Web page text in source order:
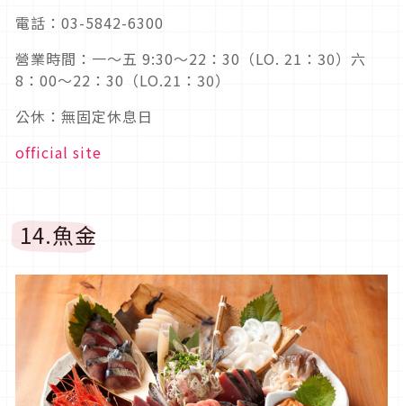
電話：03-5842-6300
營業時間：一～五 9:30～22：30（LO. 21：30）六
8：00～22：30（LO.21：30）
公休：無固定休息日
official site
14.魚金